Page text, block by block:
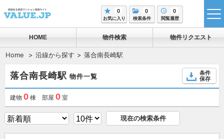
0
お気に入り
0
検索条件
0
閲覧履歴
HOME 物件検索 物件リクエスト
Home 沿線から探す 落合南長崎駅
落合南長崎駅 物件一覧
条件
保存
建物 0棟 部屋 0室
現在の検索条件